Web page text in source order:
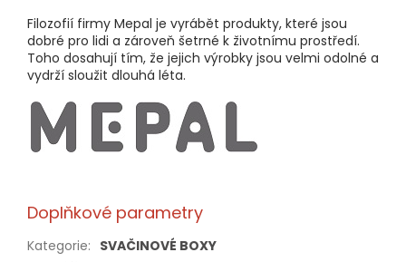
Filozofií firmy Mepal je vyrábět produkty, které jsou
dobré pro lidi a zároveň šetrné k životnímu prostředí.
Toho dosahují tím, že jejich výrobky jsou velmi odolné a
vydrží sloužit dlouhá léta.
Doplňkové parametry
Kategorie: SVAČINOVÉ BOXY